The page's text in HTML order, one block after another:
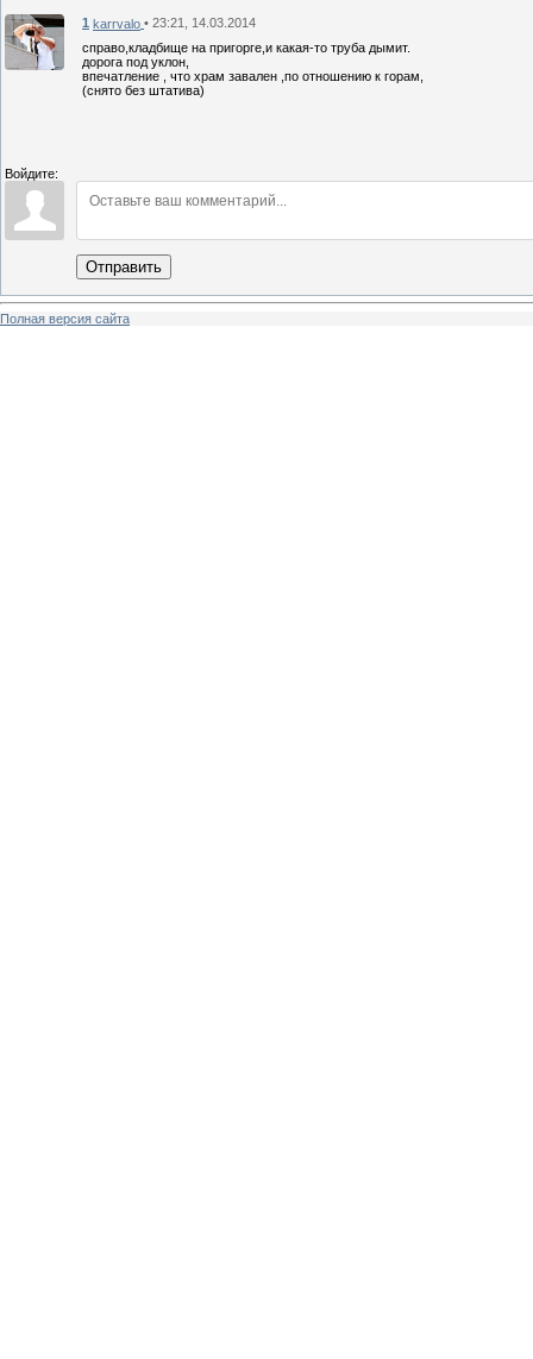
1 karrvalo • 23:21, 14.03.2014
справо,кладбище на пригорге,и какая-то труба дымит.
дорога под уклон,
впечатление , что храм завален ,по отношению к горам,
(снято без штатива)
Войдите:
Отправить
Полная версия сайта